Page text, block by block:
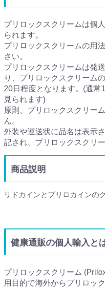
プリロックスクリームは個
られます。
プリロックスクリームの用
さい。
プリロックスクリームは発
り、プリロックスクリーム
20日程度となります。(通常
見られます)
原則、プリロックスクリー
ん。
外装や運送状に品名は表示
記され、プリロックスクリ
商品説明
リドカインとプリロカインの
健康通販の個人輸入と
プリロックスクリーム
用目的で海外からプリロッ